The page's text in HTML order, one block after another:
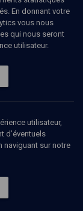
En donnant votre
vous nous
qui nous seront
utilisateur.
utilisateur,
d’éventuels
naviguant sur notre